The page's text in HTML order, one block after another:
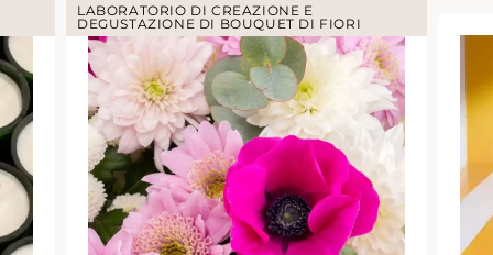
LABORATORIO DI CREAZIONE E
DEGUSTAZIONE DI BOUQUET DI FIORI